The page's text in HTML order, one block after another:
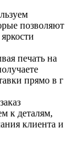
позволяют
печать на
прямо в г
к деталям,
клиента и